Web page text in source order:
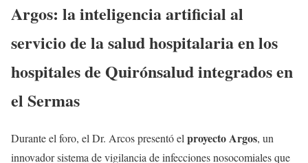
Argos: la inteligencia artificial al
servicio de la salud hospitalaria en los
hospitales de Quirónsalud integrados en
el Sermas
Durante el foro, el Dr. Arcos presentó el proyecto Argos, un
innovador sistema de vigilancia de infecciones nosocomiales que